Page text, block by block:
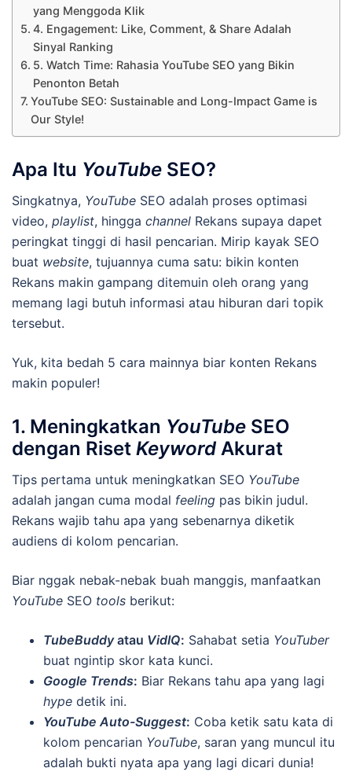
yang Menggoda Klik
4. Engagement: Like, Comment, & Share Adalah
Sinyal Ranking
5. Watch Time: Rahasia YouTube SEO yang Bikin
Penonton Betah
YouTube SEO: Sustainable and Long-Impact Game is
Our Style!
Apa Itu YouTube SEO?
Singkatnya, YouTube SEO adalah proses optimasi
video, playlist, hingga channel Rekans supaya dapet
peringkat tinggi di hasil pencarian. Mirip kayak SEO
buat website, tujuannya cuma satu: bikin konten
Rekans makin gampang ditemuin oleh orang yang
memang lagi butuh informasi atau hiburan dari topik
tersebut.
Yuk, kita bedah 5 cara mainnya biar konten Rekans
makin populer!
1. Meningkatkan YouTube SEO
dengan Riset Keyword Akurat
Tips pertama untuk meningkatkan SEO YouTube
adalah jangan cuma modal feeling pas bikin judul.
Rekans wajib tahu apa yang sebenarnya diketik
audiens di kolom pencarian.
Biar nggak nebak-nebak buah manggis, manfaatkan
YouTube SEO tools berikut:
TubeBuddyatau VidIQ: Sahabat setia YouTuber
buat ngintip skor kata kunci.
Google Trends: Biar Rekans tahu apa yang lagi
hype detik ini.
YouTube Auto-Suggest: Coba ketik satu kata di
kolom pencarian YouTube, saran yang muncul itu
adalah bukti nyata apa yang lagi dicari dunia!